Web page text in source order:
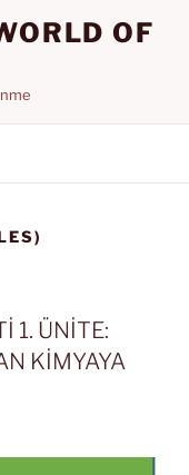
OF
1. ÜNİTE:
KİMYAYA